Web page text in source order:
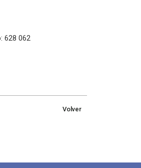
628 062
Volver